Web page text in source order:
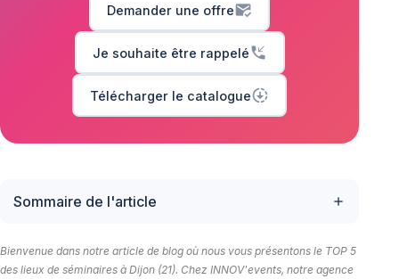
Demander une offremark_email_read
Je souhaite être rappeléphone_callback
Télécharger le cataloguedownloading
Sommaire de l'article add
Bienvenue dans notre article de blog où nous vous présentons le TOP 5
des lieux de séminaires à Dijon (21). Chez INNOV'events, notre agence